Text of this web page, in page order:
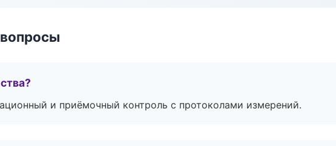
и приёмочный контроль с протоколами измерений.